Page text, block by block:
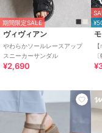
期間限定SALE
ヴィヴィアン
やわらかソールレースアップ
スニーカーサンダル
¥2,690
す